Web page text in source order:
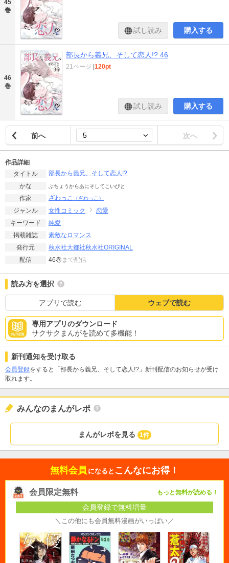
45
巻
試し読み 購入する
46
巻
部長から義兄、そして恋人!? 46
21ページ 120pt
試し読み 購入する
前へ 次へ
作品詳細
タイトル
部長から義兄、そして恋人!?
かな
ぶちょうからあにそしてこいびと
作家 ざわっこ （ざわっこ）
ジャンル 女性コミック
恋愛
キーワード
純愛
掲載雑誌
素敵なロマンス
発行元
秋水社大都社秋水社ORIGINAL
配信
46巻 まで配信
読み方を選択
アプリで読む ウェブで読む
専用アプリのダウンロード
サクサクまんがを読めて多機能！
新刊通知を受け取る
会員登録をすると「部長から義兄、そして恋人!?」新刊配信のお知らせが受け
取れます。
みんなのまんがレポ
まんがレポを見る 1件
無料会員 になると こんなにお得！
会員限定無料 もっと無料が読める！
会員登録で無料増量
＼この他にも会員無料漫画がいっぱい／